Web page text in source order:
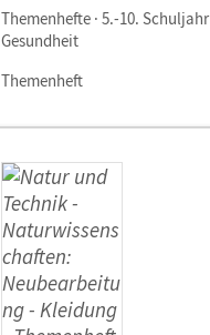
Themenhefte · 5.-10. Schuljahr
Gesundheit
Themenheft